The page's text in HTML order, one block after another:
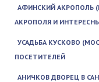
АФИНСКИЙ АКРОПОЛЬ
АКРОПОЛЯ И
УСАДЬБА КУСКОВО
ПОСЕТИТЕЛЕЙ
АНИЧКОВ ДВОРЕЦ В